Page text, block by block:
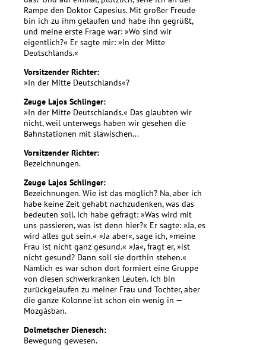
Rampe den Doktor Capesius. Mit großer Freude
bin ich zu ihm gelaufen und habe ihn gegrüßt,
und meine erste Frage war: »Wo sind wir
eigentlich?« Er sagte mir: »In der Mitte
Deutschlands.«
Vorsitzender Richter:
»In der Mitte Deutschlands«?
Zeuge Lajos Schlinger:
»In der Mitte Deutschlands.« Das glaubten wir
nicht, weil unterwegs haben wir gesehen die
Bahnstationen mit slawischen...
Vorsitzender Richter:
Bezeichnungen.
Zeuge Lajos Schlinger:
Bezeichnungen. Wie ist das möglich? Na, aber ich
habe keine Zeit gehabt nachzudenken, was das
bedeuten soll. Ich habe gefragt: »Was wird mit
uns passieren, was ist denn hier?« Er sagte: »Ja, es
wird alles gut sein.« »Ja aber«, sage ich, »meine
Frau ist nicht ganz gesund.« »Ja«, fragt er, »ist
nicht gesund? Dann soll sie dorthin stehen.«
Nämlich es war schon dort formiert eine Gruppe
von diesen schwerkranken Leuten. Ich bin
zurückgelaufen zu meiner Frau und Tochter, aber
die ganze Kolonne ist schon ein wenig in —
Mozgásban.
Dolmetscher Dienesch:
Bewegung gewesen.